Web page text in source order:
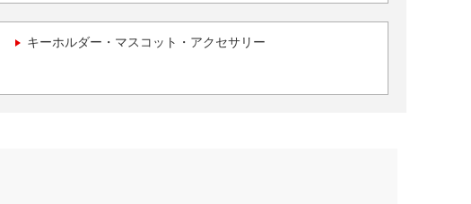
キーホルダー・マスコット・アクセサリー